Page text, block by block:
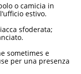
o camicia in
estivo.
sfoderata;
sometimes e
per una presenza